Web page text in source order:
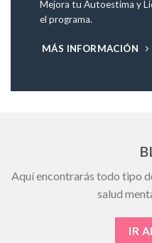
Mejora tu Autoestima y
el programa.
MÁS INFORMACIÓN
Aquí encontrarás todo tipo
salud
IR